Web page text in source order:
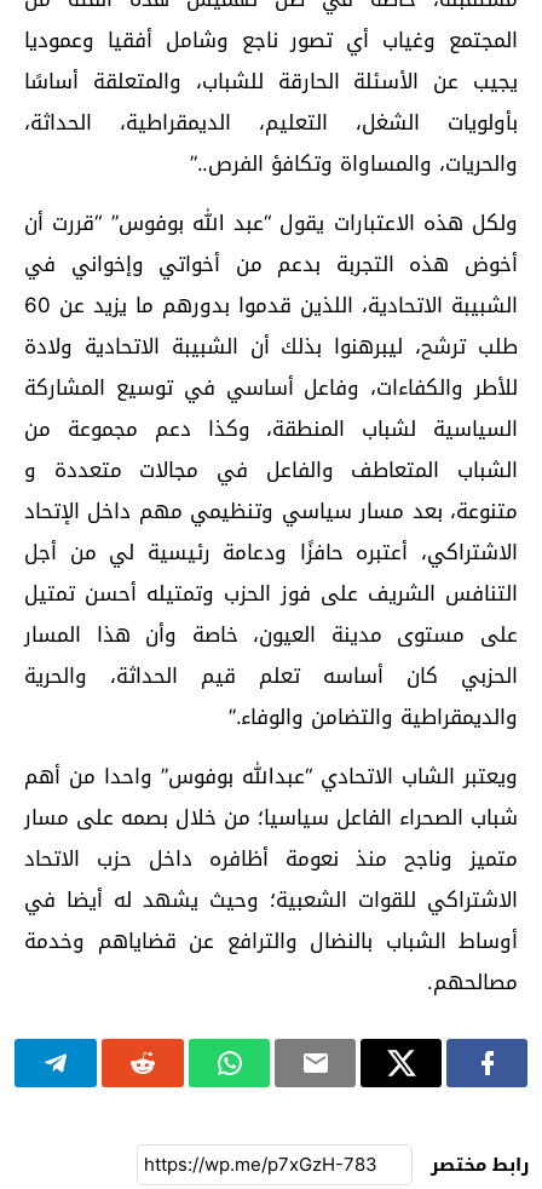
المجتمع وغياب أي تصور ناجع وشامل أفقيا وعموديا
يجيب عن الأسئلة الحارقة للشباب، والمتعلقة أساسًا
بأولويات الشغل، التعليم، الديمقراطية، الحداثة،
والحريات، والمساواة وتكافؤ الفرص..”
ولكل هذه الاعتبارات يقول “عبد الله بوفوس” “قررت أن
أخوض هذه التجربة بدعم من أخواتي وإخواني في
الشبيبة الاتحادية، اللذين قدموا بدورهم ما يزيد عن 60
طلب ترشح، ليبرهنوا بذلك أن الشبيبة الاتحادية ولادة
للأطر والكفاءات، وفاعل أساسي في توسيع المشاركة
السياسية لشباب المنطقة، وكذا دعم مجموعة من
الشباب المتعاطف والفاعل في مجالات متعددة و
متنوعة، بعد مسار سياسي وتنظيمي مهم داخل الإتحاد
الاشتراكي، أعتبره حافزًا ودعامة رئيسية لي من أجل
التنافس الشريف على فوز الحزب وتمتيله أحسن تمتيل
على مستوى مدينة العيون، خاصة وأن هذا المسار
الحزبي كان أساسه تعلم قيم الحداثة، والحرية
والديمقراطية والتضامن والوفاء.”
ويعتبر الشاب الاتحادي “عبدالله بوفوس” واحدا من أهم
شباب الصحراء الفاعل سياسيا؛ من خلال بصمه على مسار
متميز وناجح منذ نعومة أظافره داخل حزب الاتحاد
الاشتراكي للقوات الشعبية؛ وحيث يشهد له أيضا في
أوساط الشباب بالنضال والترافع عن قضاياهم وخدمة
مصالحهم.
رابط مختصر